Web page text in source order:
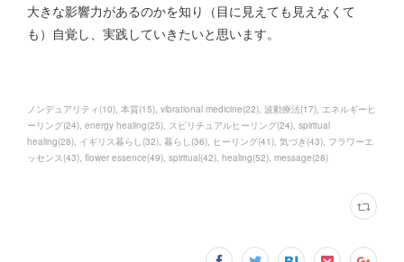
大きな影響力があるのかを知り（目に見えても見えなくて
も）自覚し、実践していきたいと思います。
ノンデュアリティ (10) 本質(15) vibrational medicine(22) 波動療法(17) エネルギーヒ
ーリング(24) energy healing(25) スピリチュアルヒーリング(24) spiritual
healing(28) イギリス暮らし (32) 暮らし (36) ヒーリング(41) 気づき (43) フラワーエ
ッセンス (43) flower essence(49) spiritual(42) healing(52) message(28)